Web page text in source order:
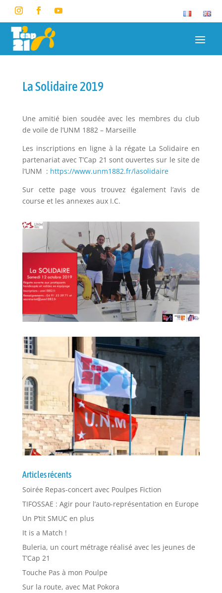
La Solidaire 2019
Une amitié bien soudée avec les membres du club
de voile de l’UNM 1882 – Marseille
Les inscriptions en ligne à la régate La Solidaire en
partenariat avec T’Cap 21 sont ouvertes sur le site de
l’UNM : https://www.unm1882.fr/lasolidaire
Sur cette page vous trouvez également l’avis de
course et les annexes aux I.C.
Articles récents
Soirée Repas-concert avec Poulpes Fiction
TIFOSSAE : Agir pour l’auto-représentation en Europe
Un P’tit SMUC en plus
It is a Match !
Buleria, un court métrage réalisé avec les jeunes de
T’Cap 21
Touche Pas à mon Poulpe
Sur la route, avec Mat Pokora